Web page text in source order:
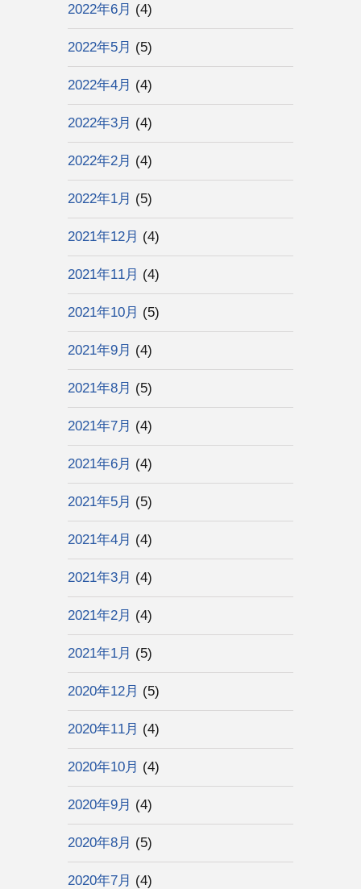
2022年6月 (4)
2022年5月 (5)
2022年4月 (4)
2022年3月 (4)
2022年2月 (4)
2022年1月 (5)
2021年12月 (4)
2021年11月 (4)
2021年10月 (5)
2021年9月 (4)
2021年8月 (5)
2021年7月 (4)
2021年6月 (4)
2021年5月 (5)
2021年4月 (4)
2021年3月 (4)
2021年2月 (4)
2021年1月 (5)
2020年12月 (5)
2020年11月 (4)
2020年10月 (4)
2020年9月 (4)
2020年8月 (5)
2020年7月 (4)